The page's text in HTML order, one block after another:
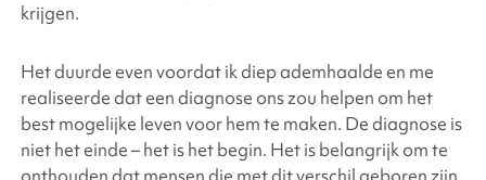
krijgen.
Het duurde even voordat ik diep ademhaalde en me
realiseerde dat een diagnose ons zou helpen om het
best mogelijke leven voor hem te maken. De diagnose is
niet het einde – het is het begin. Het is belangrijk om te